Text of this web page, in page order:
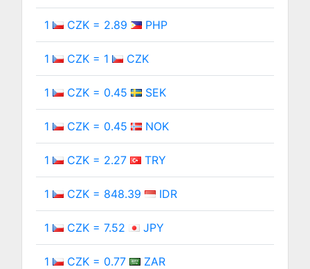
1 CZK = 2.89 PHP
1 CZK = 1 CZK
1 CZK = 0.45 SEK
1 CZK = 0.45 NOK
1 CZK = 2.27 TRY
1 CZK = 848.39 IDR
1 CZK = 7.52 JPY
1 CZK = 0.77 ZAR